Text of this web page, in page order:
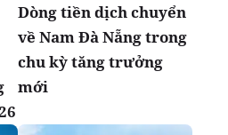
Dòng tiền dịch chuyển
về Nam Đà Nẵng trong
chu kỳ tăng trưởng
mới